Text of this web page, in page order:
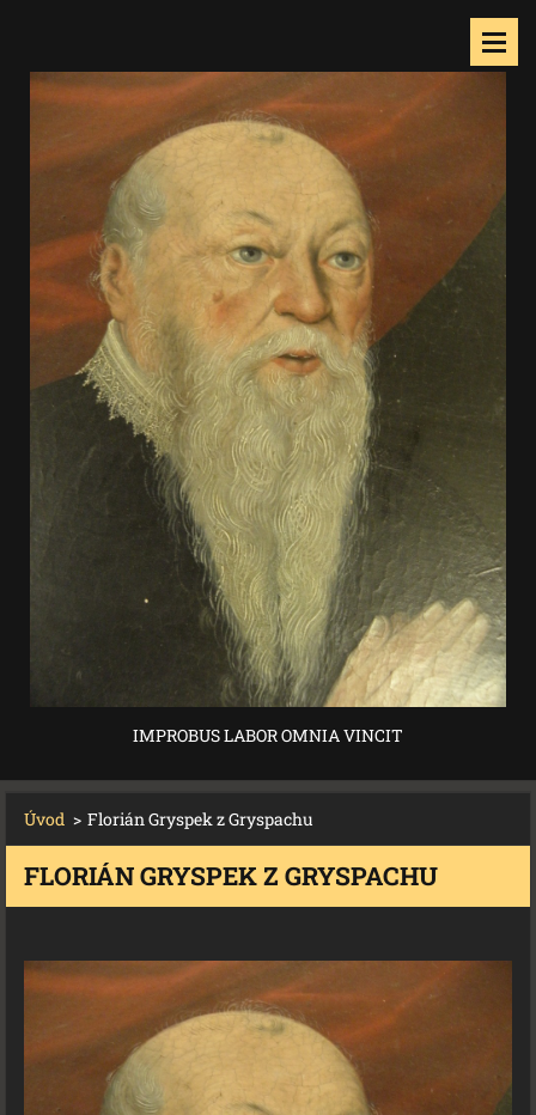
IMPROBUS LABOR OMNIA VINCIT
Úvod > Florián Gryspek z Gryspachu
FLORIÁN GRYSPEK Z GRYSPACHU